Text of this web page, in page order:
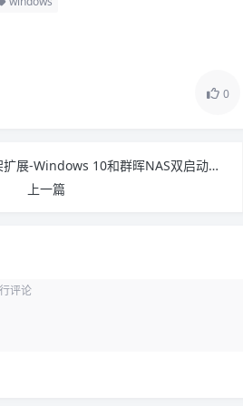
0
笔记本使用光驱硬盘托架扩展-Windows 10和群晖NAS双启动完美切换
上一篇